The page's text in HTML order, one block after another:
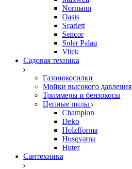
Normann
Oasis
Scarlett
Sencor
Soler Palau
Vitek
Садовая техника
Газонокосилки
Мойки высокого давления
Триммеры и бензокосы
Цепные пилы
Champion
Deko
Holzfforma
Husqvarna
Huter
Сантехника